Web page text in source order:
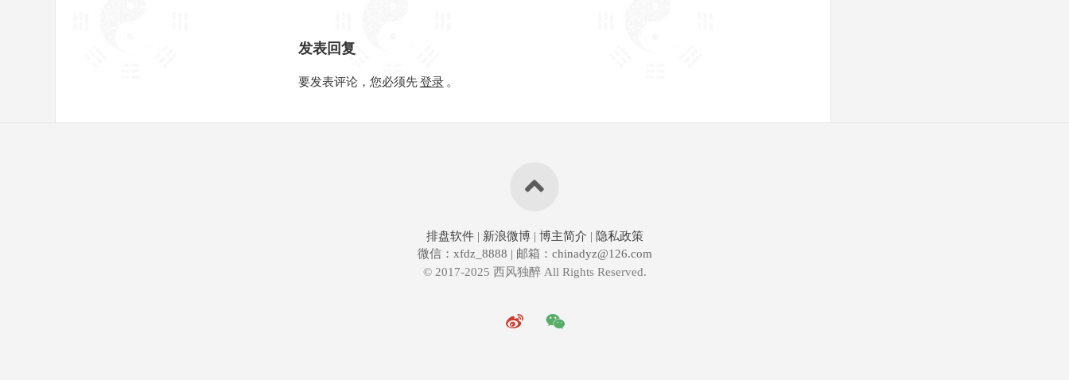
发表回复
要发表评论，您必须先 登录 。
排盘软件 | 新浪微博 | 博主简介 | 隐私政策
微信：xfdz_8888 | 邮箱：chinadyz@126.com
© 2017-2025 西风独醉 All Rights Reserved.